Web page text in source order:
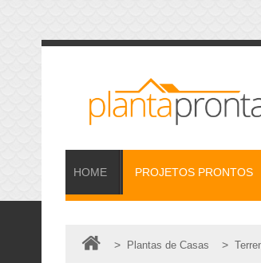
HOME PROJETOS PRONTOS
> Plantas de Casas >